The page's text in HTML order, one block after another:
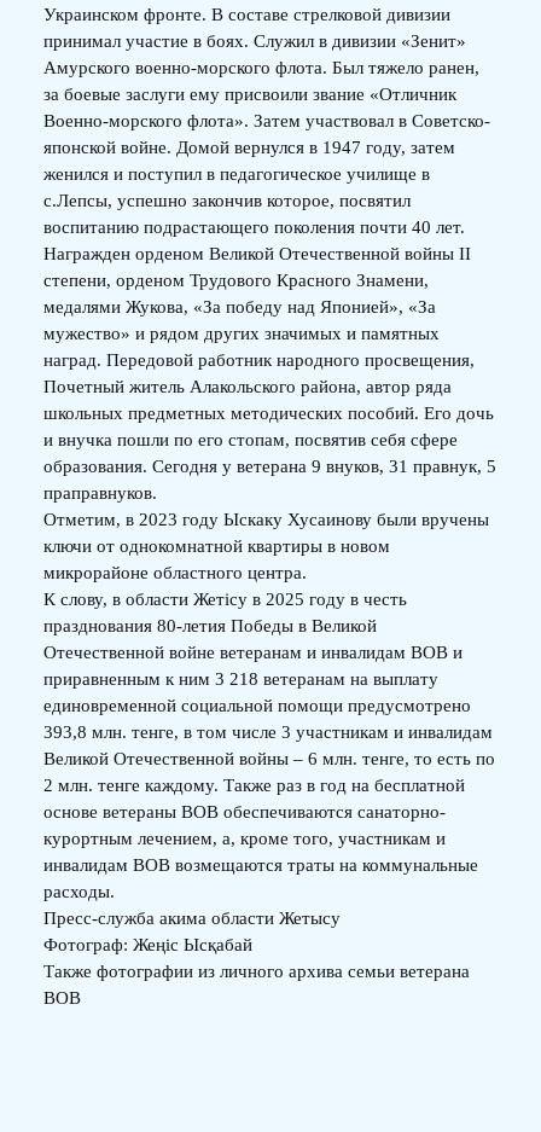
Украинском фронте. В составе стрелковой дивизии
принимал участие в боях. Служил в дивизии «Зенит»
Амурского военно-морского флота. Был тяжело ранен,
за боевые заслуги ему присвоили звание «Отличник
Военно-морского флота». Затем участвовал в Советско-
японской войне. Домой вернулся в 1947 году, затем
женился и поступил в педагогическое училище в
с.Лепсы, успешно закончив которое, посвятил
воспитанию подрастающего поколения почти 40 лет.
Награжден орденом Великой Отечественной войны II
степени, орденом Трудового Красного Знамени,
медалями Жукова, «За победу над Японией», «За
мужество» и рядом других значимых и памятных
наград. Передовой работник народного просвещения,
Почетный житель Алакольского района, автор ряда
школьных предметных методических пособий. Его дочь
и внучка пошли по его стопам, посвятив себя сфере
образования. Сегодня у ветерана 9 внуков, 31 правнук, 5
праправнуков.
Отметим, в 2023 году Ыскаку Хусаинову были вручены
ключи от однокомнатной квартиры в новом
микрорайоне областного центра.
К слову, в области Жетісу в 2025 году в честь
празднования 80-летия Победы в Великой
Отечественной войне ветеранам и инвалидам ВОВ и
приравненным к ним 3 218 ветеранам на выплату
единовременной социальной помощи предусмотрено
393,8 млн. тенге, в том числе 3 участникам и инвалидам
Великой Отечественной войны – 6 млн. тенге, то есть по
2 млн. тенге каждому. Также раз в год на бесплатной
основе ветераны ВОВ обеспечиваются санаторно-
курортным лечением, а, кроме того, участникам и
инвалидам ВОВ возмещаются траты на коммунальные
расходы.
Пресс-служба акима области Жетысу
Фотограф: Жеңіс Ысқабай
Также фотографии из личного архива семьи ветерана
ВОВ